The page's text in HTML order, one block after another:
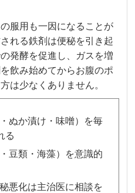
服用も一因になることが
れる鉄剤は便秘を引き起
発酵を促進し、ガスを増
飲み始めてからお腹のポ
は少なくありません。
ぬか漬け・味噌）を毎
る
豆類・海藻）を意識的
悪化は主治医に相談を